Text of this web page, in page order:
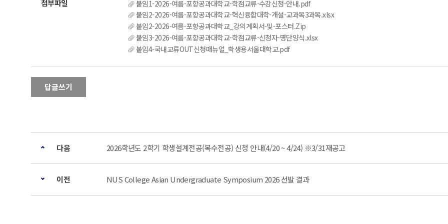
붙임1-2026-여름-포항공과대학교-학점교류-수강신청-안내.pdf
붙임2-2026-여름-포항공과대학교-혁신융합대학-개설-교과목3과목.xlsx
붙임2-2026-여름-포항공과대학교_강의계획서-및-포스터.Zip
붙임3-2026-여름-포항공과대학교-학점교류-신청자-명단양식.xlsx
붙임4-국내교류OUT신청매뉴얼_학생용서울대학교.pdf
답글쓰기
다음 2026학년도 2학기 학생설계전공(복수전공) 신청 안내(4/20 ~ 4/24) ※3/31재공고
이전 NUS College Asian Undergraduate Symposium 2026 선발 결과